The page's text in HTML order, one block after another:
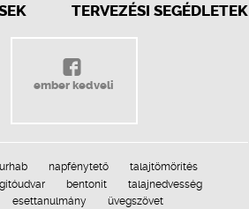
TERVEZÉSI SEGÉDLETEK
ember kedveli
napfénytető
talajtömörítés
bentonit
talajnedvesség
esettanulmány üvegszövet